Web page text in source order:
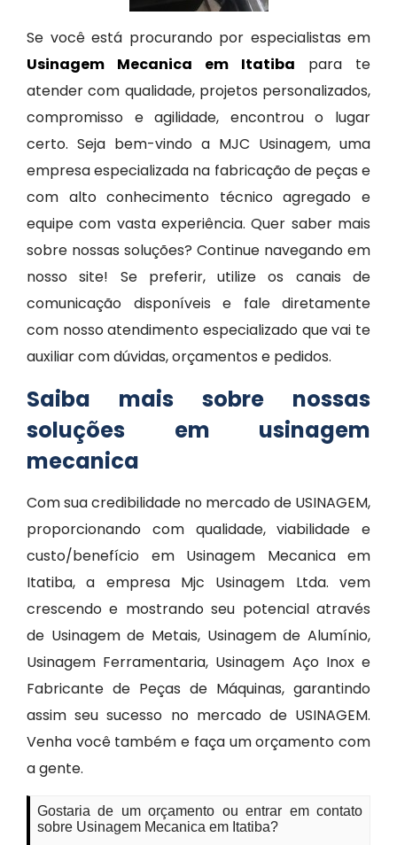
Se você está procurando por especialistas em
Usinagem Mecanica em Itatiba para te
atender com qualidade, projetos personalizados,
compromisso e agilidade, encontrou o lugar
certo. Seja bem-vindo a MJC Usinagem, uma
empresa especializada na fabricação de peças e
com alto conhecimento técnico agregado e
equipe com vasta experiência. Quer saber mais
sobre nossas soluções? Continue navegando em
nosso site! Se preferir, utilize os canais de
comunicação disponíveis e fale diretamente
com nosso atendimento especializado que vai te
auxiliar com dúvidas, orçamentos e pedidos.
Saiba mais sobre nossas
soluções em usinagem
mecanica
Com sua credibilidade no mercado de USINAGEM,
proporcionando com qualidade, viabilidade e
custo/benefício em Usinagem Mecanica em
Itatiba, a empresa Mjc Usinagem Ltda. vem
crescendo e mostrando seu potencial através
de Usinagem de Metais, Usinagem de Alumínio,
Usinagem Ferramentaria, Usinagem Aço Inox e
Fabricante de Peças de Máquinas, garantindo
assim seu sucesso no mercado de USINAGEM.
Venha você também e faça um orçamento com
a gente.
Gostaria de um orçamento ou entrar em contato
sobre Usinagem Mecanica em Itatiba?